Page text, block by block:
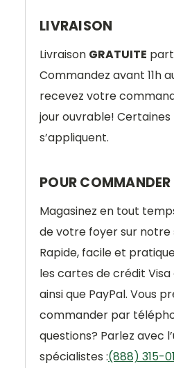
LIVRAISON
Livraison GRATUITE
Commandez avant 11h
recevez votre
jour ouvrable!
s’appliquent.
POUR COMMANDER
Magasinez en tout
de votre foyer sur notre
Rapide, facile et
les cartes de crédit
ainsi que PayPal. Vous
commander par
questions? Parlez avec
spécialistes :(888) 315-